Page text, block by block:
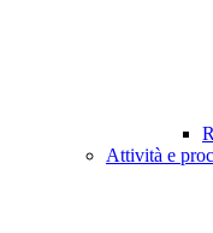
Attività e